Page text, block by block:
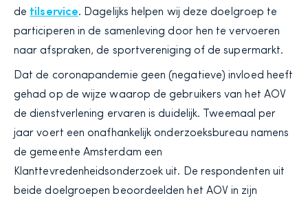
de tilservice. Dagelijks helpen wij deze doelgroep te
participeren in de samenleving door hen te vervoeren
naar afspraken, de sportvereniging of de supermarkt.
Dat de coronapandemie geen (negatieve) invloed heeft
gehad op de wijze waarop de gebruikers van het AOV
de dienstverlening ervaren is duidelijk. Tweemaal per
jaar voert een onafhankelijk onderzoeksbureau namens
de gemeente Amsterdam een
Klanttevredenheidsonderzoek uit. De respondenten uit
beide doelgroepen beoordeelden het AOV in zijn